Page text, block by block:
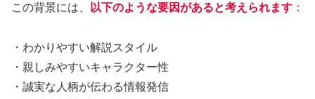
この背景には、 以下のような要因があると考えられます ：
・わかりやすい解説スタイル
・親しみやすいキャラクター性
・誠実な人柄が伝わる情報発信